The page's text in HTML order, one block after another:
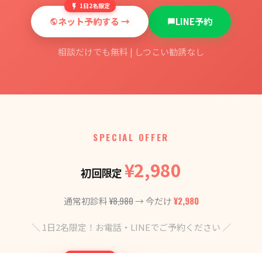
1日2名限定
ネット予約する → LINE予約
相談だけでも無料 | しつこい勧誘なし
SPECIAL OFFER
初回限定¥2,980
通常初診料¥8,980→ 今だけ¥2,980
＼ 1日2名限定！お電話・LINEでご予約ください ／